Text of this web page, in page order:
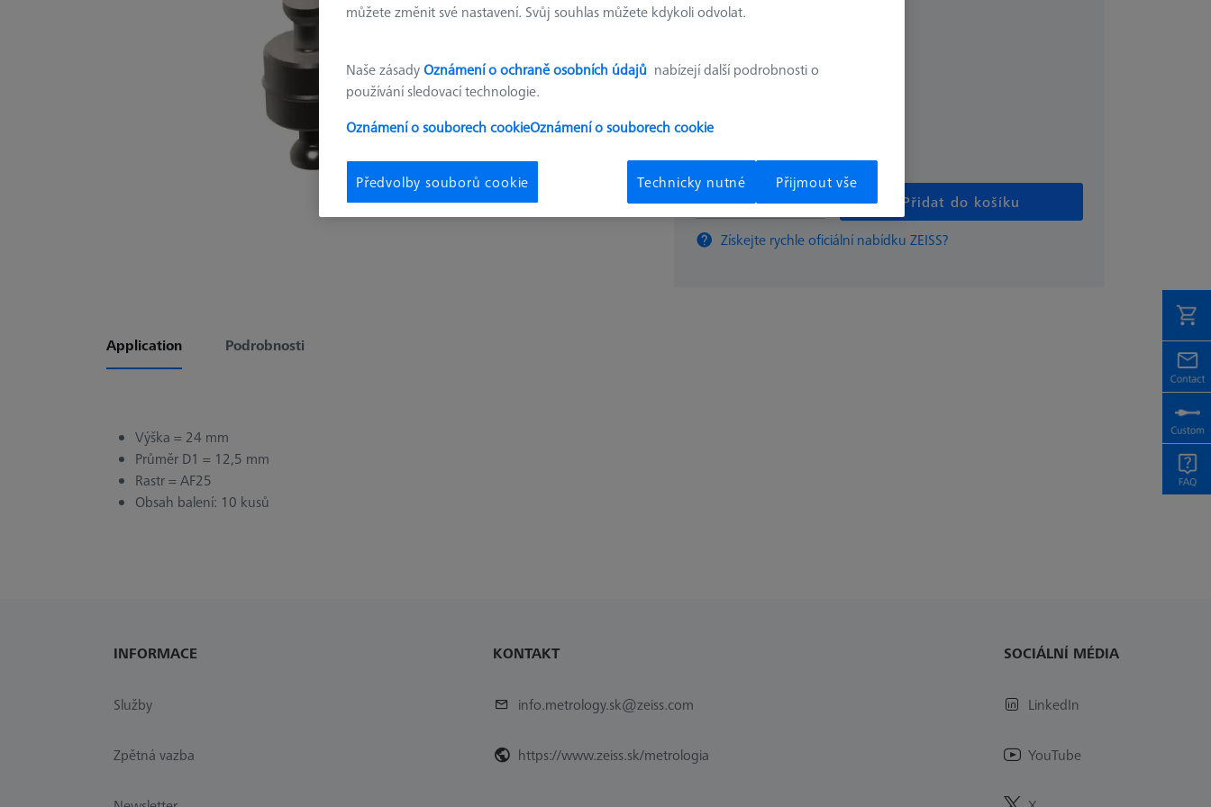
99,99 €
Dostupné
ks
Přidat do košíku
Získejte rychle oficiální nabídku ZEISS?
Application Podrobnosti
Výška = 24 mm
Průměr D1 = 12,5 mm
Rastr = AF25
Obsah balení: 10 kusů
INFORMACE
Služby
Zpětná vazba
KONTAKT
info.metrology.sk@zeiss.com
https://www.zeiss.sk/metrologia
SOCIÁLNÍ MÉDIA
LinkedIn
YouTube
můžete změnit své nastavení. Svůj souhlas můžete kdykoli odvolat.
Naše zásadyOznámení o ochraně osobních údajů nabízejí další podrobnosti o
používání sledovací technologie.
Oznámení o souborech cookieOznámení o souborech cookie
Předvolby souborů cookie Technicky nutné Přijmout vše